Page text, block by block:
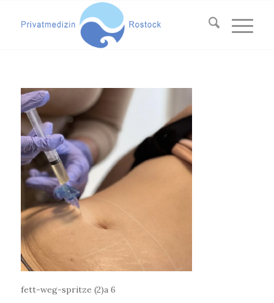
fett-weg-spritze (2)a 6